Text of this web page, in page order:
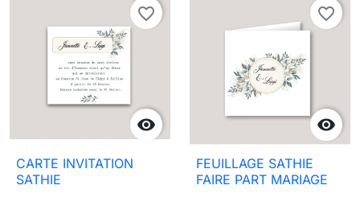

favorite_border
CARTE INVITATION
SATHIE

favorite_border
FEUILLAGE SATHIE
FAIRE PART MARIAGE